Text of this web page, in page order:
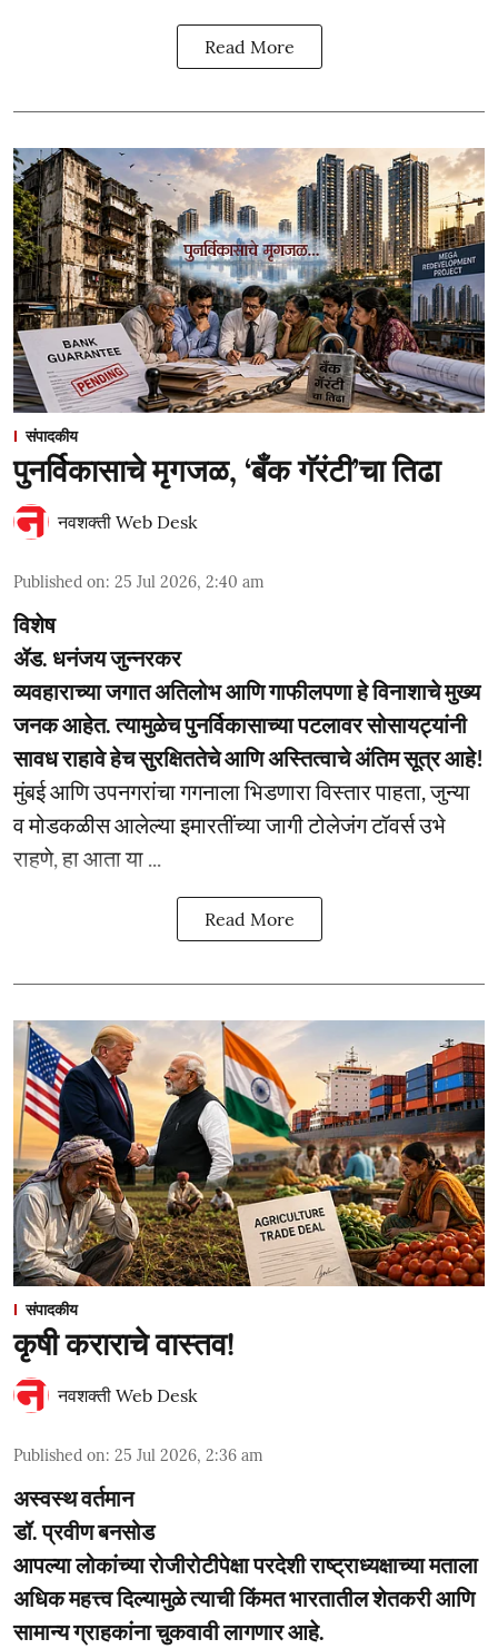
Read More
संपादकीय
पुनर्विकासाचे मृगजळ, ‘बँक गॅरंटी’चा तिढा
नवशक्ती Web Desk
Published on: 25 Jul 2026, 2:40 am
विशेष
ॲड. धनंजय जुन्नरकर
व्यवहाराच्या जगात अतिलोभ आणि गाफीलपणा हे विनाशाचे मुख्य
जनक आहेत. त्यामुळेच पुनर्विकासाच्या पटलावर सोसायट्यांनी
सावध राहावे हेच सुरक्षिततेचे आणि अस्तित्वाचे अंतिम सूत्र आहे!
मुंबई आणि उपनगरांचा गगनाला भिडणारा विस्तार पाहता, जुन्या
व मोडकळीस आलेल्या इमारतींच्या जागी टोलेजंग टॉवर्स उभे
राहणे, हा आता या ...
Read More
संपादकीय
कृषी कराराचे वास्तव!
नवशक्ती Web Desk
Published on: 25 Jul 2026, 2:36 am
अस्वस्थ वर्तमान
डॉ. प्रवीण बनसोड
आपल्या लोकांच्या रोजीरोटीपेक्षा परदेशी राष्ट्राध्यक्षाच्या मताला
अधिक महत्त्व दिल्यामुळे त्याची किंमत भारतातील शेतकरी आणि
सामान्य ग्राहकांना चुकवावी लागणार आहे.